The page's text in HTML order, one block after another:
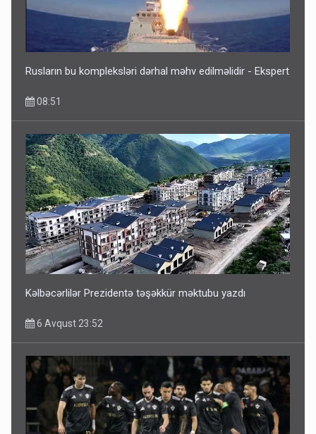
Rusların bu kompleksləri dərhal məhv edilməlidir - Ekspert
08:51
Kəlbəcərlilər Prezidentə təşəkkür məktubu yazdı
6 Avqust 23:52